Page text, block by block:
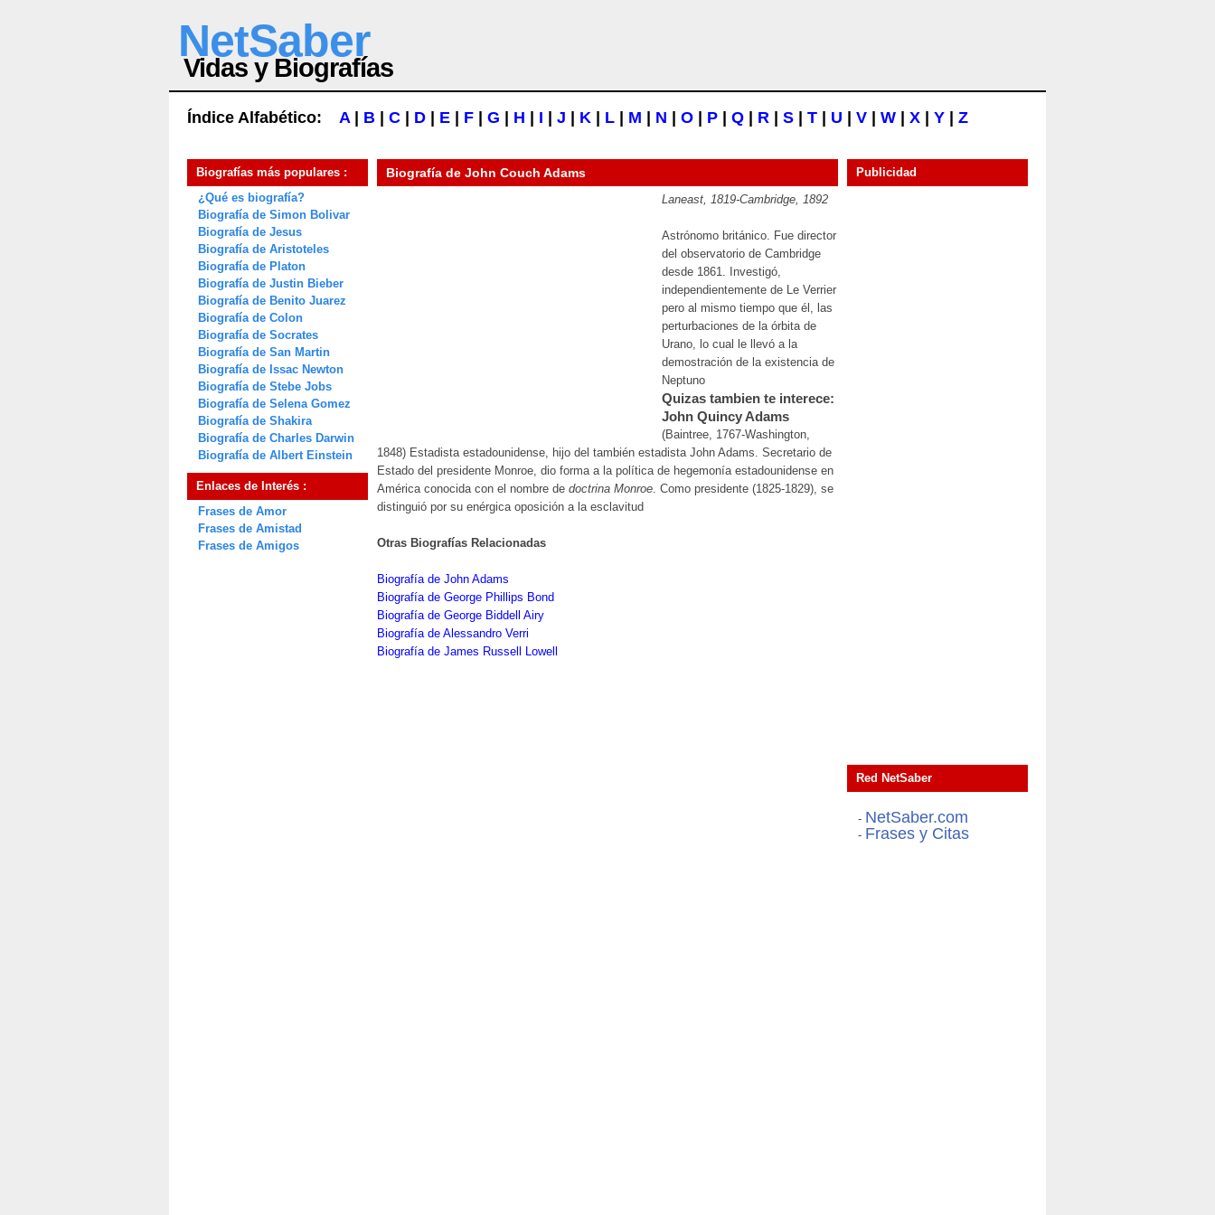
NetSaber
Vidas y Biografías
Índice Alfabético: A| B C D E F G H I J K L M N O P Q R S T U V W X Y Z
Biografías más populares :
¿Qué es biografía?
Biografía de Simon Bolivar
Biografía de Jesus
Biografía de Aristoteles
Biografía de Platon
Biografía de Justin Bieber
Biografía de Benito Juarez
Biografía de Colon
Biografía de Socrates
Biografía de San Martin
Biografía de Issac Newton
Biografía de Stebe Jobs
Biografía de Selena Gomez
Biografía de Shakira
Biografía de Charles Darwin
Biografía de Albert Einstein
Enlaces de Interés :
Frases de Amor
Frases de Amistad
Frases de Amigos
Biografía de John Couch Adams
Laneast, 1819-Cambridge, 1892
Astrónomo británico. Fue director
del observatorio de Cambridge
desde 1861. Investigó,
independientemente de Le Verrier
pero al mismo tiempo que él, las
perturbaciones de la órbita de
Urano, lo cual le llevó a la
demostración de la existencia de
Neptuno
Quizas tambien te interece:
John Quincy Adams
(Baintree, 1767-Washington,
1848) Estadista estadounidense, hijo del también estadista John Adams. Secretario de
Estado del presidente Monroe, dio forma a la política de hegemonía estadounidense en
América conocida con el nombre de doctrina Monroe. Como presidente (1825-1829), se
distinguió por su enérgica oposición a la esclavitud
Otras Biografías Relacionadas
Biografía de John Adams
Biografía de George Phillips Bond
Biografía de George Biddell Airy
Biografía de Alessandro Verri
Biografía de James Russell Lowell
Publicidad
Red NetSaber
- NetSaber.com
- Frases y Citas